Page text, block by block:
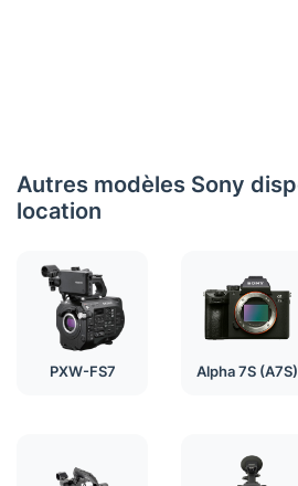
Autres modèles Sony
location
PXW-FS7 Alpha 7S (A7S)